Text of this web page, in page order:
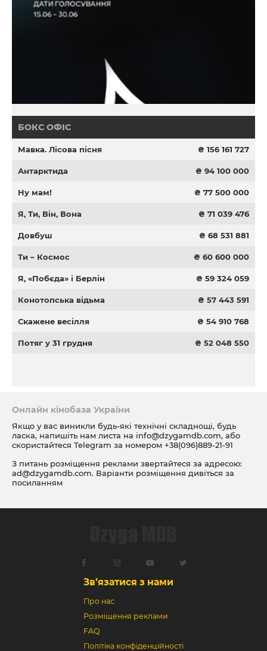
БОКС ОФІС
Мавка. Лісова пісня ₴ 156 161 727
Антарктида ₴ 94 100 000
Ну мам! ₴ 77 500 000
Я, Ти, Він, Вона ₴ 71 039 476
Довбуш ₴ 68 531 881
Ти – Космос ₴ 60 600 000
Я, «Побєда» і Берлін ₴ 59 324 059
Конотопська відьма ₴ 57 443 591
Скажене весілля ₴ 54 910 768
Потяг у 31 грудня ₴ 52 048 550
Онлайн кінобаза України
Якщо у вас виникли будь-які технічні складнощі, будь
ласка, напишіть нам листа на info@dzygamdb.com, або
скористайтеся Telegram за номером +38(096)889-21-91
З питань розміщення реклами звертайтеся за адресою:
ad@dzygamdb.com. Варіанти розміщення дивіться за
посиланням
Зв’язатися з нами
Про нас
Розміщення реклами
FAQ
Політіка конфіденційності